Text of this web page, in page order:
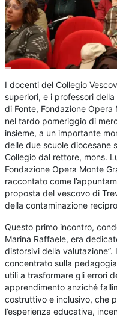
I docenti del Collegio
superiori, e i professori
di Fonte, Fondazione
nel tardo pomeriggio di
insieme, a un importante
delle due scuole diocesane
Collegio dal rettore, mons.
Fondazione Opera Monte
raccontato come
proposta del vescovo di
della contaminazione
Questo primo incontro,
Marina Raffaele, era
distorsivi della valutazione”.
concentrato sulla
utili a trasformare gli errori
apprendimento anziché
costruttivo e inclusivo, che
l’esperienza educativa,